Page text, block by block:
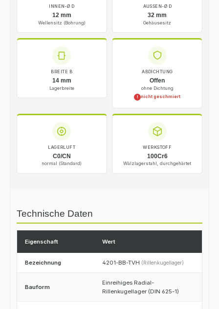
INNEN-Ø D
12 mm
Wellensitz (Bohrung)
AUSSEN-Ø D
32 mm
Gehäusesitz
BREITE B
14 mm
Lagerbreite
ABDICHTUNG
Offen
ohne Dichtung
! nicht geschmiert
LAGERLUFT
C0/CN
normal (Standard)
WERKSTOFF
100Cr6
Wälzlagerstahl, durchgehärtet
Technische Daten
Eigenschaft Wert
Bezeichnung 4201-BB-TVH (Rillenkugellager)
Bauform
Einreihiges Radial-
Rillenkugellager (DIN 625-1)